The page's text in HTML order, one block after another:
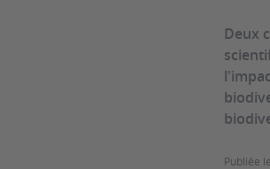
Deux
Publiée le